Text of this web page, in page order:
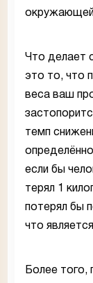
Что делает
это то, что
веса ваш
темп
если бы
терял 1
потерял бы
что
Более того,